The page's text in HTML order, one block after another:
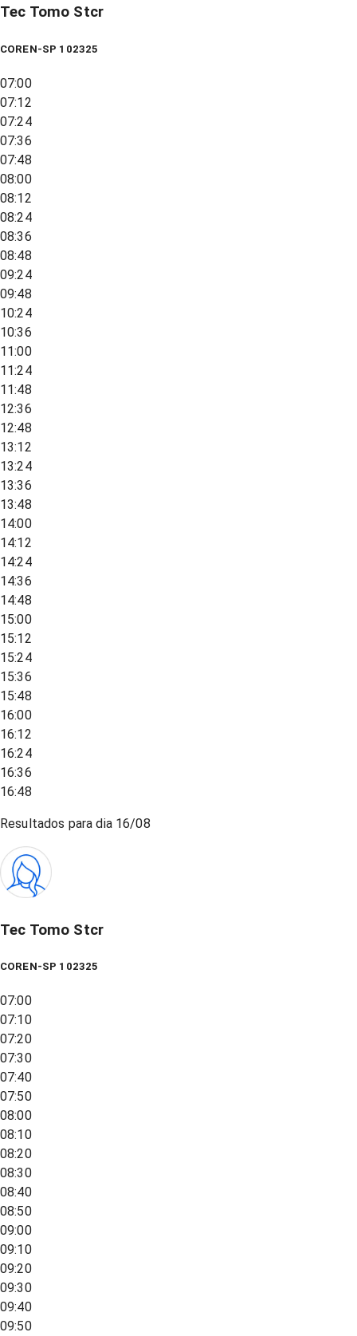
Tec Tomo Stcr
COREN-SP 102325
07:00
07:12
07:24
07:36
07:48
08:00
08:12
08:24
08:36
08:48
09:24
09:48
10:24
10:36
11:00
11:24
11:48
12:36
12:48
13:12
13:24
13:36
13:48
14:00
14:12
14:24
14:36
14:48
15:00
15:12
15:24
15:36
15:48
16:00
16:12
16:24
16:36
16:48
Resultados para dia 16/08
Tec Tomo Stcr
COREN-SP 102325
07:00
07:10
07:20
07:30
07:40
07:50
08:00
08:10
08:20
08:30
08:40
08:50
09:00
09:10
09:20
09:30
09:40
09:50